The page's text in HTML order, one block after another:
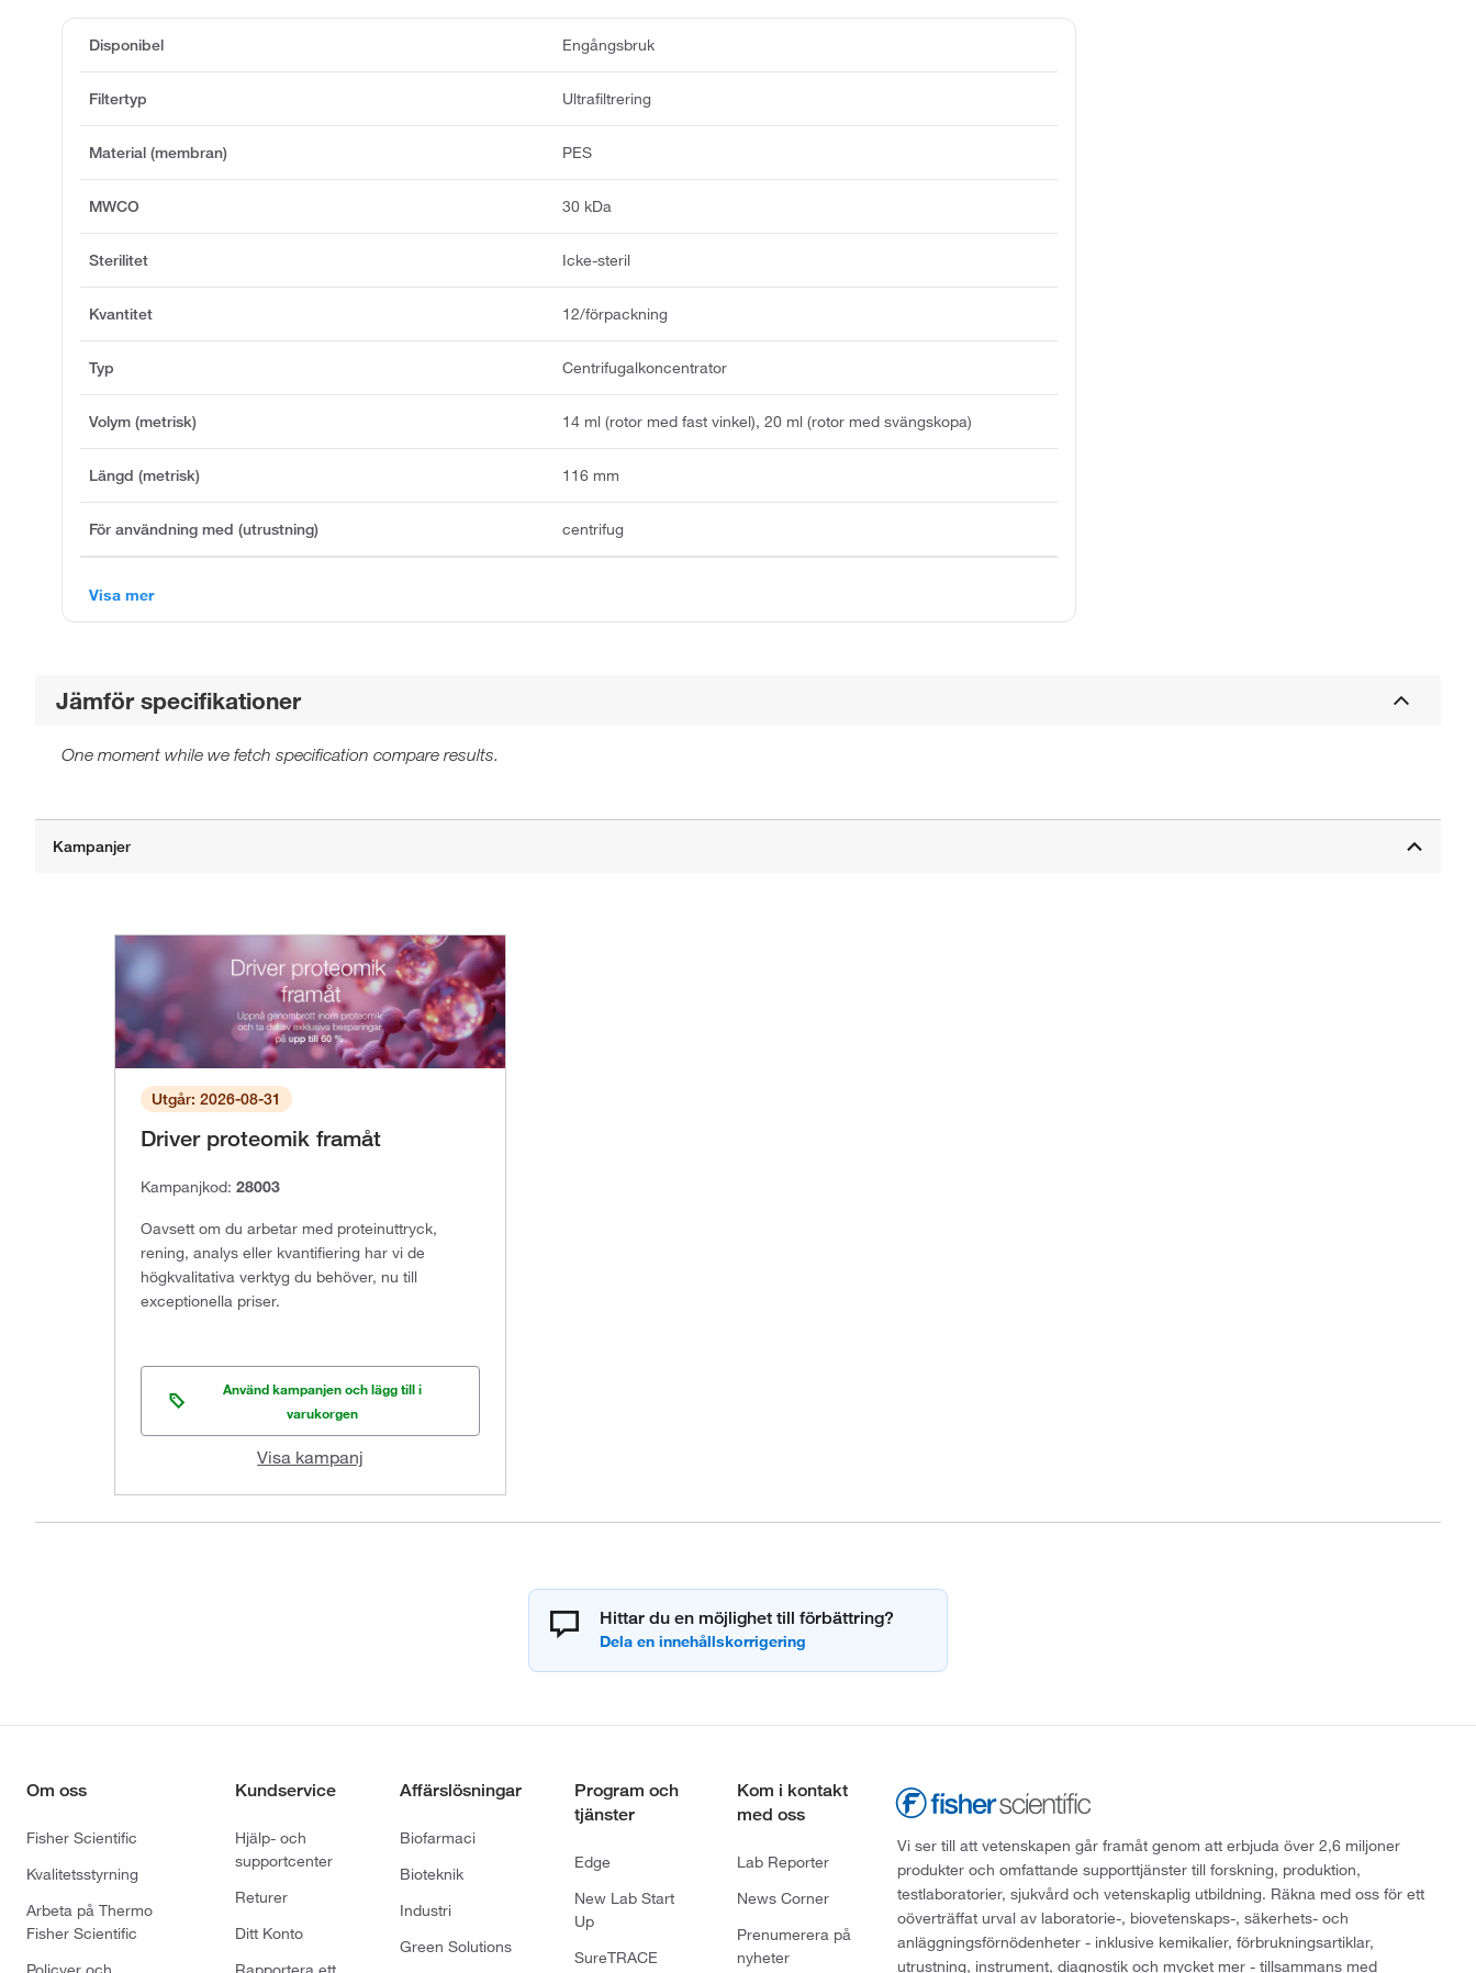
Disponibel Engångsbruk
Filtertyp Ultrafiltrering
Material (membran) PES
MWCO 30 kDa
Sterilitet Icke-steril
Kvantitet 12/förpackning
Typ Centrifugalkoncentrator
Volym (metrisk) 14 ml (rotor med fast vinkel), 20 ml (rotor med svängskopa)
Längd (metrisk) 116 mm
För användning med (utrustning) centrifug
Visa mer
Jämför specifikationer
One moment while we fetch specification compare results.
Utgår: 2026-08-31
Driver proteomik framåt
Kampanjkod: 28003
Oavsett om du arbetar med proteinuttryck,
rening, analys eller kvantifiering har vi de
högkvalitativa verktyg du behöver, nu till
exceptionella priser.
Använd kampanjen och lägg till i
varukorgen
Visa kampanj
Hittar du en möjlighet till förbättring?
Om oss
Fisher Scientific
Kvalitetsstyrning
Arbeta på Thermo
Fisher Scientific
Kundservice
Hjälp- och
supportcenter
Returer
Ditt Konto
Affärslösningar
Biofarmaci
Bioteknik
Industri
Green Solutions
Program och
tjänster
Edge
New Lab Start
Up
SureTRACE
Kom i kontakt
med oss
Lab Reporter
News Corner
Prenumerera på
nyheter
Vi ser till att vetenskapen går framåt genom att erbjuda över 2,6 miljoner
produkter och omfattande supporttjänster till forskning, produktion,
testlaboratorier, sjukvård och vetenskaplig utbildning. Räkna med oss för ett
oöverträffat urval av laboratorie-, biovetenskaps-, säkerhets- och
anläggningsförnödenheter - inklusive kemikalier, förbrukningsartiklar,
utrustning, instrument, diagnostik och mycket mer - tillsammans med